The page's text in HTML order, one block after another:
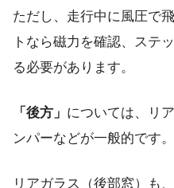
ただし、走行中に風圧で
トなら磁力を確認、ステ
る必要があります。
「後方」 については、リ
ンパーなどが一般的です。
リアガラス（後部窓）も